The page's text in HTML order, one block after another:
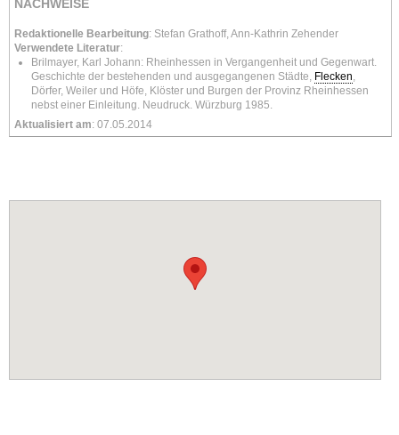
NACHWEISE
Redaktionelle Bearbeitung: Stefan Grathoff, Ann-Kathrin Zehender
Verwendete Literatur:
Brilmayer, Karl Johann: Rheinhessen in Vergangenheit und Gegenwart.
Geschichte der bestehenden und ausgegangenen Städte, Flecken
Dörfer, Weiler und Höfe, Klöster und Burgen der Provinz Rheinhessen
nebst einer Einleitung. Neudruck. Würzburg 1985.
Aktualisiert am: 07.05.2014